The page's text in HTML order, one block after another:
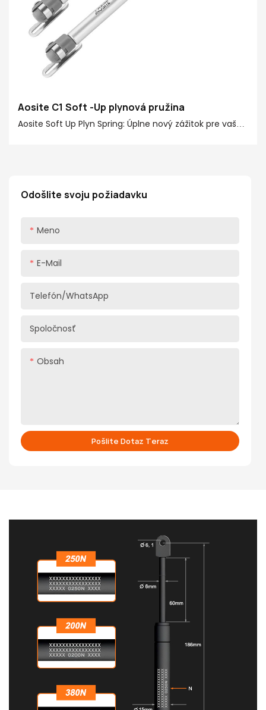
Odošlite svoju požiadavku
Meno
E-Mail
Telefón/WhatsApp
Spoločnosť
Obsah
Pošlite Dotaz Teraz
Aosite C1 Soft -Up plynová pružina
Aosite Soft Up Plyn Spring: Úplne nový zážitok pre vaše
zrkadlové kúpeľňové zrkadlá alebo šatníka, dokáže ich
používateľskú skúsenosť